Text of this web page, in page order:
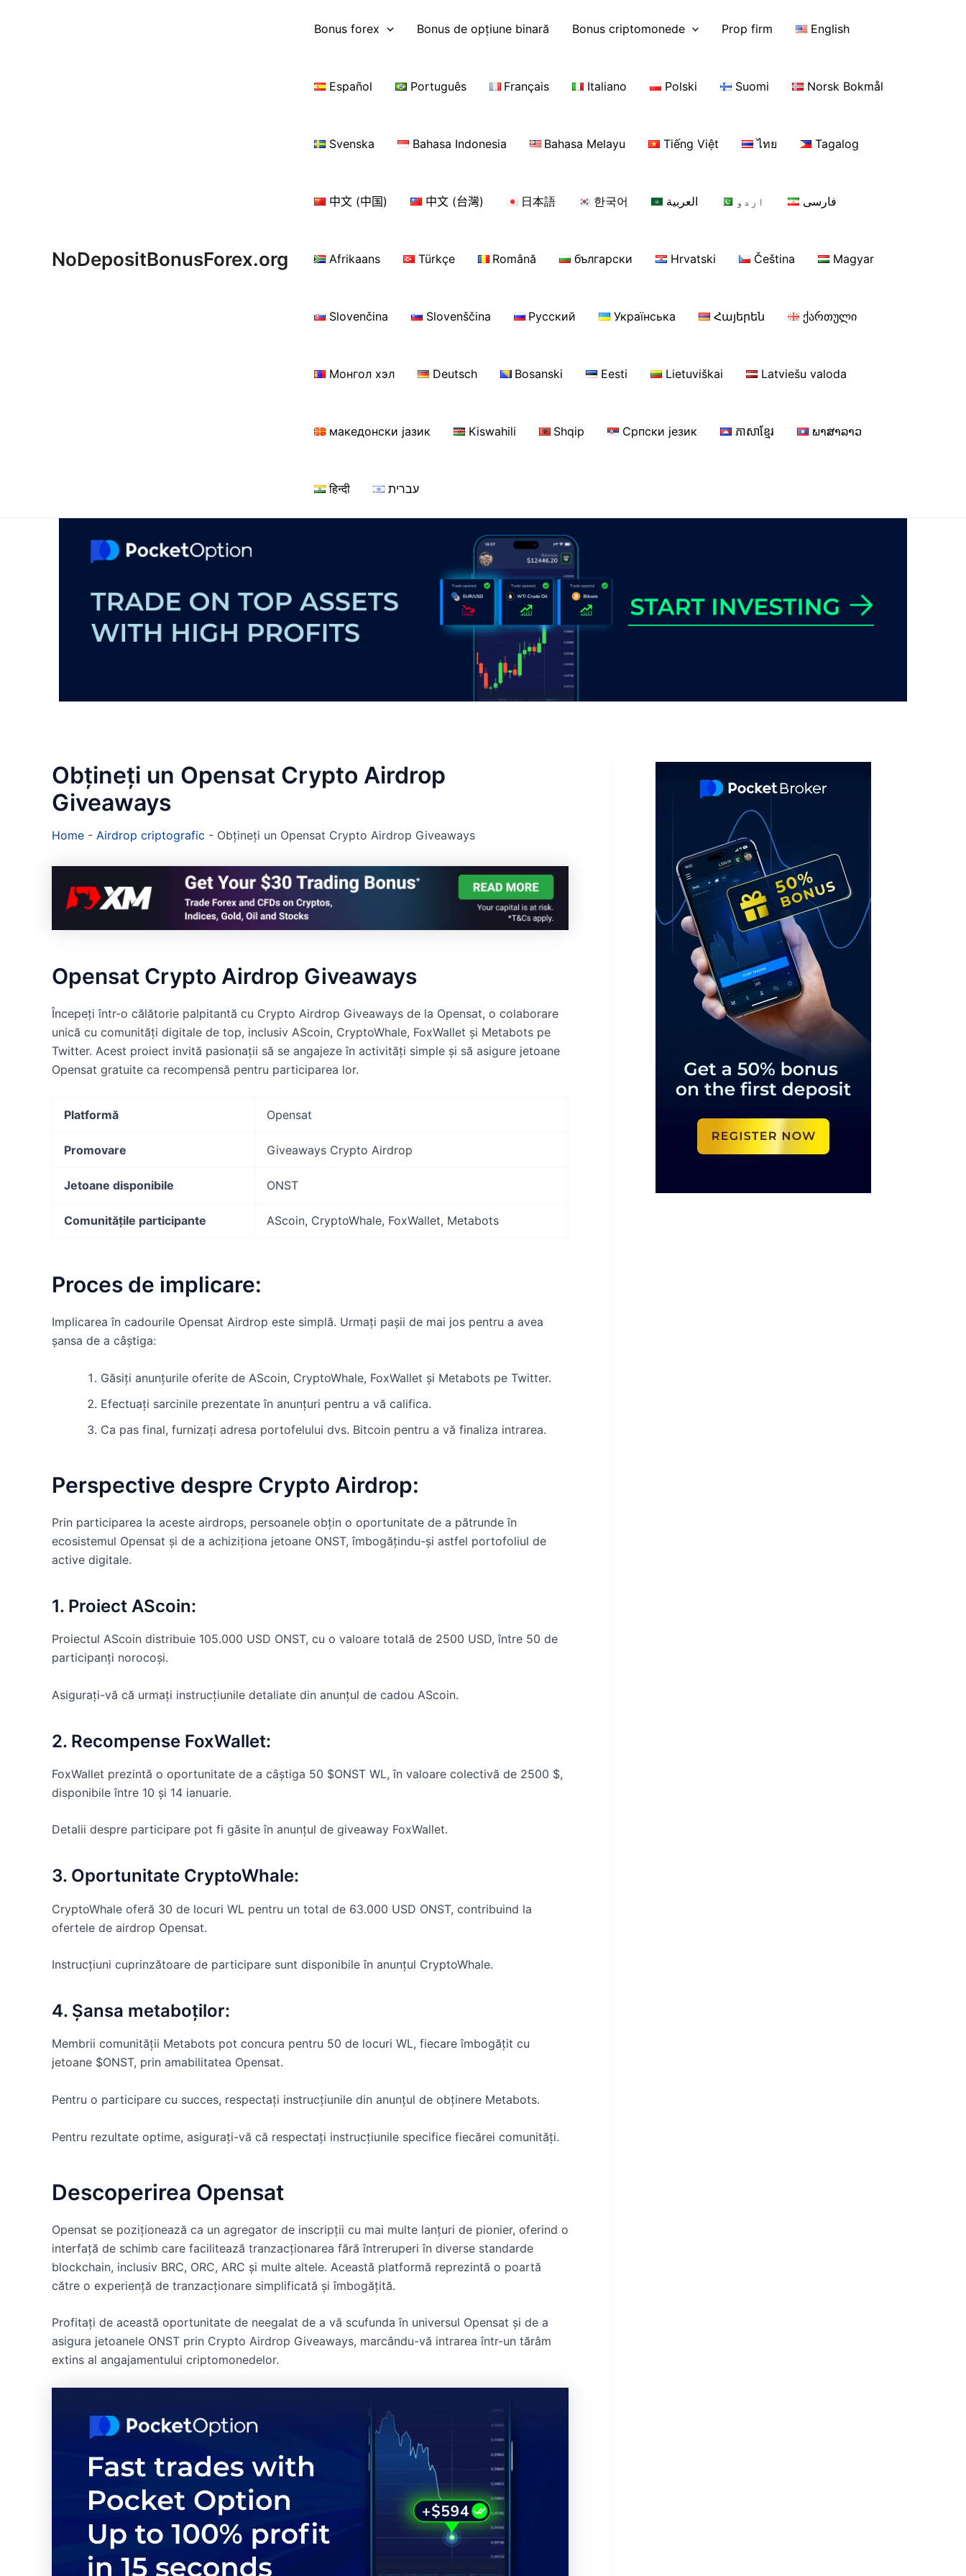
NoDepositBonusForex.org
Bonus forex Bonus de opțiune binară Bonus criptomonede Prop firm English
Español Português Français Italiano Polski Suomi Norsk Bokmål
Svenska Bahasa Indonesia Bahasa Melayu Tiếng Việt ไทย Tagalog
中文 (中国) 中文 (台灣) 日本語 한국어 العربية اردو فارسی
Afrikaans Türkçe Română български Hrvatski Čeština Magyar
Slovenčina Slovenščina Русский Українська Հայերեն ქართული
Монгол хэл Deutsch Bosanski Eesti Lietuviškai Latviešu valoda
македонски јазик Kiswahili Shqip Српски језик ភាសាខ្មែរ ພາສາລາວ
हिन्दी עברית
Obțineți un Opensat Crypto Airdrop
Giveaways
Home - Airdrop criptografic - Obțineți un Opensat Crypto Airdrop Giveaways
Opensat Crypto Airdrop Giveaways
Începeți într-o călătorie palpitantă cu Crypto Airdrop Giveaways de la Opensat, o colaborare
unică cu comunități digitale de top, inclusiv AScoin, CryptoWhale, FoxWallet și Metabots pe
Twitter. Acest proiect invită pasionații să se angajeze în activități simple și să asigure jetoane
Opensat gratuite ca recompensă pentru participarea lor.
Platformă Opensat
Promovare Giveaways Crypto Airdrop
Jetoane disponibile ONST
Comunitățile participante AScoin, CryptoWhale, FoxWallet, Metabots
Proces de implicare:
Implicarea în cadourile Opensat Airdrop este simplă. Urmați pașii de mai jos pentru a avea
șansa de a câștiga:
Găsiți anunțurile oferite de AScoin, CryptoWhale, FoxWallet și Metabots pe Twitter.
Efectuați sarcinile prezentate în anunțuri pentru a vă califica.
Ca pas final, furnizați adresa portofelului dvs. Bitcoin pentru a vă finaliza intrarea.
Perspective despre Crypto Airdrop:
Prin participarea la aceste airdrops, persoanele obțin o oportunitate de a pătrunde în
ecosistemul Opensat și de a achiziționa jetoane ONST, îmbogățindu-și astfel portofoliul de
active digitale.
1. Proiect AScoin:
Proiectul AScoin distribuie 105.000 USD ONST, cu o valoare totală de 2500 USD, între 50 de
participanți norocoși.
Asigurați-vă că urmați instrucțiunile detaliate din anunțul de cadou AScoin.
2. Recompense FoxWallet:
FoxWallet prezintă o oportunitate de a câștiga 50 $ONST WL, în valoare colectivă de 2500 $,
disponibile între 10 și 14 ianuarie.
Detalii despre participare pot fi găsite în anunțul de giveaway FoxWallet.
3. Oportunitate CryptoWhale:
CryptoWhale oferă 30 de locuri WL pentru un total de 63.000 USD ONST, contribuind la
ofertele de airdrop Opensat.
Instrucțiuni cuprinzătoare de participare sunt disponibile în anunțul CryptoWhale.
4. Șansa metaboților:
Membrii comunității Metabots pot concura pentru 50 de locuri WL, fiecare îmbogățit cu
jetoane $ONST, prin amabilitatea Opensat.
Pentru o participare cu succes, respectați instrucțiunile din anunțul de obținere Metabots.
Pentru rezultate optime, asigurați-vă că respectați instrucțiunile specifice fiecărei comunități.
Descoperirea Opensat
Opensat se poziționează ca un agregator de inscripții cu mai multe lanțuri de pionier, oferind o
interfață de schimb care facilitează tranzacționarea fără întreruperi în diverse standarde
blockchain, inclusiv BRC, ORC, ARC și multe altele. Această platformă reprezintă o poartă
către o experiență de tranzacționare simplificată și îmbogățită.
Profitați de această oportunitate de neegalat de a vă scufunda în universul Opensat și de a
asigura jetoanele ONST prin Crypto Airdrop Giveaways, marcându-vă intrarea într-un tărâm
extins al angajamentului criptomonedelor.